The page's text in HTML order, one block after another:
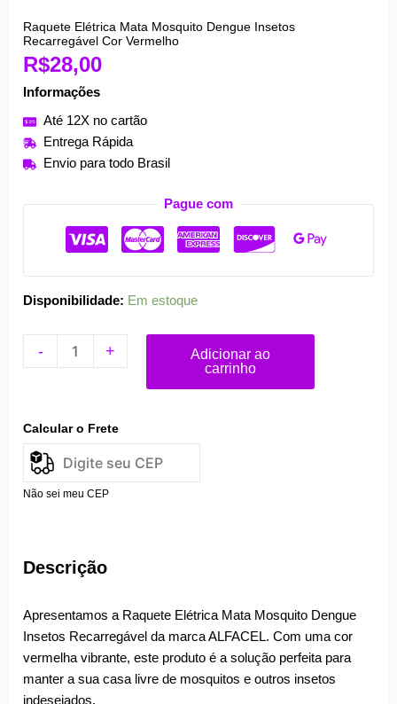
Raquete Elétrica Mata Mosquito Dengue Insetos
Recarregável Cor Vermelho
R$28,00
Informações
Até 12X no cartão
Entrega Rápida
Envio para todo Brasil
Pague com
Disponibilidade: Em estoque
-
Raquete
Elétrica
Mata
Mosquito
Dengue
Insetos
Recarregável
+
Adicionar ao
carrinho
Calcular o Frete
Não sei meu CEP
Descrição
Apresentamos a Raquete Elétrica Mata Mosquito Dengue
Insetos Recarregável da marca ALFACEL. Com uma cor
vermelha vibrante, este produto é a solução perfeita para
manter a sua casa livre de mosquitos e outros insetos
indesejados.